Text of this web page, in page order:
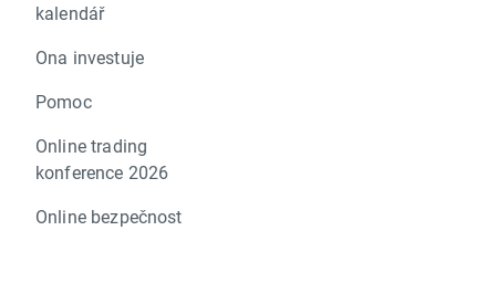
kalendář
Ona investuje
Pomoc
Online trading
konference 2026
Online bezpečnost